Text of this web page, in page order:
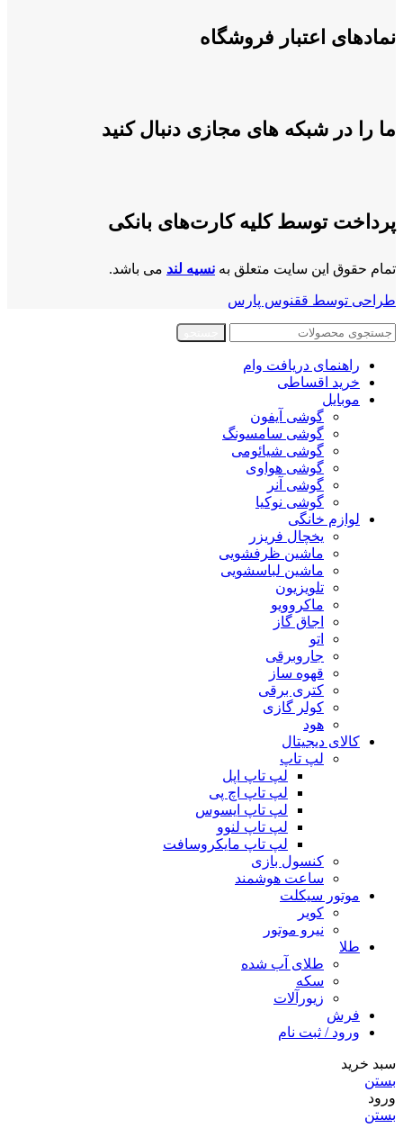
نمادهای اعتبار فروشگاه
ما را در شبکه های مجازی دنبال کنید
پرداخت توسط کلیه کارت‌های بانکی
تمام حقوق این سایت متعلق به نسیه لند می باشد.
طراحی توسط ققنوس پارس
راهنمای دریافت وام
خرید اقساطی
موبایل
گوشی آیفون
گوشی سامسونگ
گوشی شیائومی
گوشی هواوی
گوشی آنر
گوشی نوکیا
لوازم خانگی
یخچال فریزر
ماشین ظرفشویی
ماشین لباسشویی
تلویزیون
ماکروویو
اجاق گاز
اتو
جاروبرقی
قهوه ساز
کتری برقی
کولر گازی
هود
کالای دیجیتال
لپ تاپ
لپ تاپ اپل
لپ تاپ اچ پی
لپ تاپ ایسوس
لپ تاپ لنوو
لپ تاپ مایکروسافت
کنسول بازی
ساعت هوشمند
موتور سیکلت
کویر
نیرو موتور
طلا
طلای آب شده
سکه
زیورآلات
فرش
ورود / ثبت نام
سبد خرید
بستن
ورود
بستن